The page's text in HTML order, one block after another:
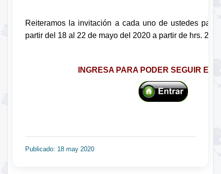
Reiteramos la invitación a cada uno de ustedes para
partir del 18 al 22 de mayo del 2020 a partir de hrs.
INGRESA PARA PODER SEGUIR EL
Publicado: 18 may 2020